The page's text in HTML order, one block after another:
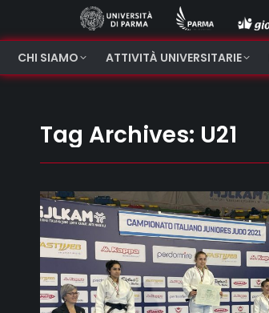
CHI SIAMO ATTIVITÀ UNIVERSITARIE
Tag Archives: U21